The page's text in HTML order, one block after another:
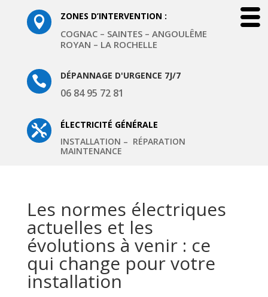
 ZONES D’INTERVENTION :
COGNAC – SAINTES – ANGOULÊME
ROYAN – LA ROCHELLE
 DÉPANNAGE D'URGENCE 7J/7
06 84 95 72 81

ÉLECTRICITÉ GÉNÉRALE
INSTALLATION – RÉPARATION
MAINTENANCE
Les normes électriques
actuelles et les
évolutions à venir : ce
qui change pour votre
installation